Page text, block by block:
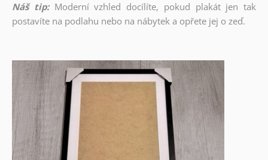
Náš tip: Moderní vzhled docílíte, pokud plakát jen tak
postavíte na podlahu nebo na nábytek a opřete jej o zeď.